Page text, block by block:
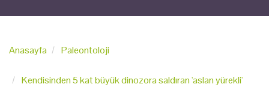
Anasayfa Paleontoloji
Kendisinden 5 kat büyük dinozora saldıran 'aslan yürekli'